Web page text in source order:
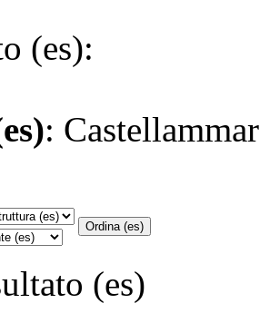
(es):
:
(es)